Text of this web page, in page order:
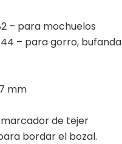
– para mochuelos
– para gorro, bufanda
mm
marcador de tejer
bordar el bozal.